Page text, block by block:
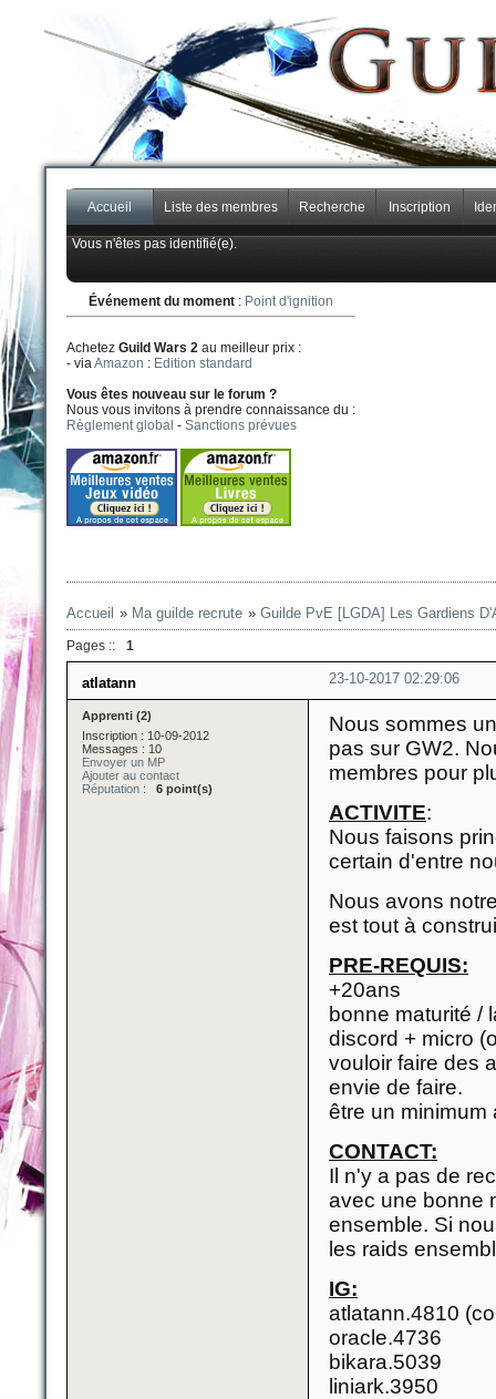
Accueil Liste des membres Recherche Inscription
Vous n'êtes pas identifié(e).
Événement du moment : Point d'ignition
Achetez Guild Wars 2 au meilleur prix :
- viaAmazon : Edition standard
Vous êtes nouveau sur le forum ?
Nous vous invitons à prendre connaissance du :
Règlement global - Sanctions prévues
Accueil » Ma guilde recrute »Guilde PvE [LGDA] Les Gardiens
Pages :: 1
23-10-2017 02:29:06
atlatann
Apprenti (2)
Inscription : 10-09-2012
Messages : 10
Envoyer un MP
Ajouter au contact
Réputation : 6 point(s)
Nous sommes
pas sur GW2.
membres pour
ACTIVITE:
Nous faisons
certain d'entre
Nous avons
est tout à
PRE-REQUIS:
+20ans
bonne maturité /
discord + micro
vouloir faire des
envie de faire.
être un minimum
CONTACT:
Il n'y a pas de
avec une bonne
ensemble. Si
les raids
IG:
atlatann.4810
oracle.4736
bikara.5039
liniark.3950